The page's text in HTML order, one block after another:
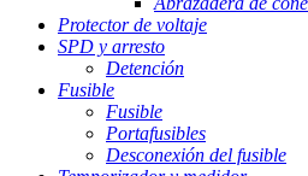
Protector de voltaje
SPD y arresto
Detención
Fusible
Fusible
Portafusibles
Desconexión del fusible